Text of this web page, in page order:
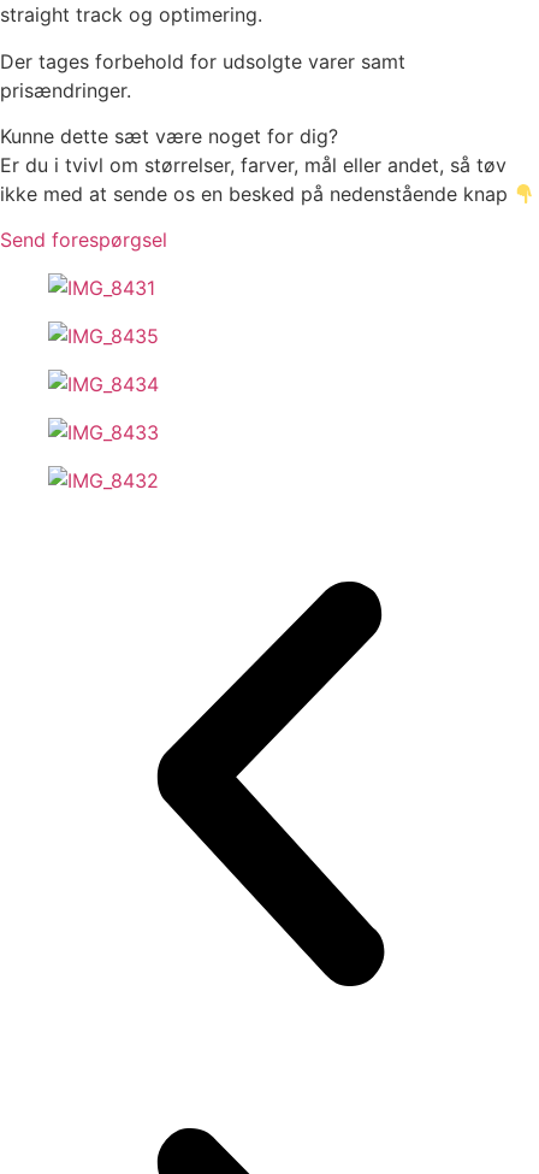
straight track og optimering.
Der tages forbehold for udsolgte varer samt
prisændringer.
Kunne dette sæt være noget for dig?
Er du i tvivl om størrelser, farver, mål eller andet, så tøv
ikke med at sende os en besked på nedenstående knap
Send forespørgsel